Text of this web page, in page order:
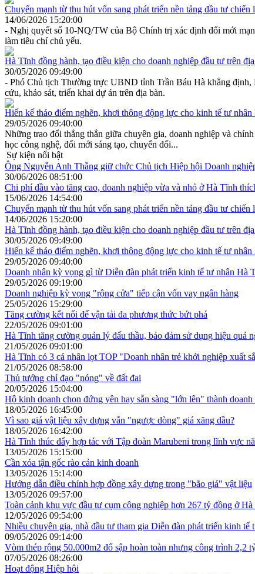
Chuyển mạnh từ thu hút vốn sang phát triển nền tảng đầu tư chiến
14/06/2026 15:20:00
- Nghị quyết số 10-NQ/TW của Bộ Chính trị xác định đổi mới
làm tiêu chí chủ yếu.
Hà Tĩnh đồng hành, tạo điều kiện cho doanh nghiệp đầu tư trên
30/05/2026 09:49:00
- Phó Chủ tịch Thường trực UBND tỉnh Trần Báu Hà khẳng định,
cứu, khảo sát, triển khai dự án trên địa bàn.
Hiến kế tháo điểm nghẽn, khơi thông động lực cho kinh tế tư nhân
29/05/2026 09:40:00
Những trao đổi thẳng thắn giữa chuyên gia, doanh nghiệp và
học công nghệ, đổi mới sáng tạo, chuyển đổi...
Sự kiện nổi bật
Ông Nguyễn Anh Thắng giữ chức Chủ tịch Hiệp hội Doanh
30/06/2026 08:51:00
Chi phí đầu vào tăng cao, doanh nghiệp vừa và nhỏ ở Hà Tĩnh
15/06/2026 14:54:00
Chuyển mạnh từ thu hút vốn sang phát triển nền tảng đầu tư chiến
14/06/2026 15:20:00
Hà Tĩnh đồng hành, tạo điều kiện cho doanh nghiệp đầu tư trên
30/05/2026 09:49:00
Hiến kế tháo điểm nghẽn, khơi thông động lực cho kinh tế tư nhân
29/05/2026 09:40:00
Doanh nhân kỳ vọng gì từ Diễn đàn phát triển kinh tế tư nhân Hà
29/05/2026 09:19:00
Doanh nghiệp kỳ vọng "rộng cửa" tiếp cận vốn vay ngân hàng
25/05/2026 15:29:00
Tăng cường kết nối để vận tải đa phương thức bứt phá
22/05/2026 09:01:00
Hà Tĩnh tăng cường quản lý đấu thầu, bảo đảm sử dụng hiệu quả
21/05/2026 09:01:00
Hà Tĩnh có 3 cá nhân lọt TOP "Doanh nhân trẻ khởi nghiệp xuất
21/05/2026 08:58:00
Thủ tướng chỉ đạo "nóng" về đất đai
20/05/2026 15:04:00
Hộ kinh doanh chọn đứng yên hay sẵn sàng "lớn lên" thành doanh
18/05/2026 16:45:00
Vì sao giá vật liệu xây dựng vẫn "ngược dòng" giá xăng dầu?
18/05/2026 16:42:00
Hà Tĩnh thúc đẩy hợp tác với Tập đoàn Marubeni trong lĩnh vực
13/05/2026 15:15:00
Cần xóa tận gốc rào cản kinh doanh
13/05/2026 15:14:00
Hướng dẫn điều chỉnh hợp đồng xây dựng trong "bão giá" vật liệu
13/05/2026 09:57:00
Toàn cảnh khu vực đầu tư cụm công nghiệp hơn 267 tỷ đồng ở
12/05/2026 09:54:00
Nhiều chuyên gia, nhà đầu tư tham gia Diễn đàn phát triển kinh tế
09/05/2026 09:14:00
Vòm thép rộng 50.000m2 đổ sập hoàn toàn nhưng công trình 2,2
07/05/2026 08:26:00
Hoạt động Hiệp hội